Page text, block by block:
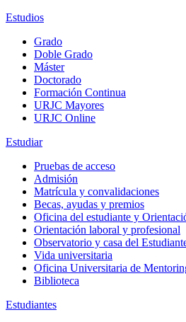
Estudios
Grado
Doble Grado
Máster
Doctorado
Formación Continua
URJC Mayores
URJC Online
Estudiar
Pruebas de acceso
Admisión
Matrícula y convalidaciones
Becas, ayudas y premios
Oficina del estudiante y
Orientación laboral y profesional
Observatorio y casa del
Vida universitaria
Oficina Universitaria de
Biblioteca
Estudiantes